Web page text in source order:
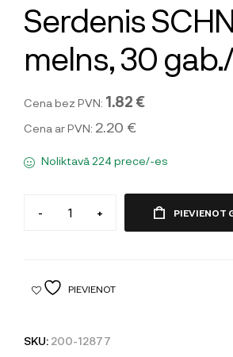
Serdenis
melns, 30
Cena bez PVN: 1.82 €
Cena ar PVN: 2.20 €
Noliktavā 224 prece/-es
- + PIEVIENOT
PIEVIENOT
SKU: 200-12877